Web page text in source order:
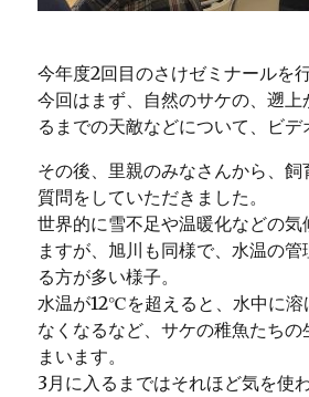
今年度2回目のさけゼミナールを
今回はまず、自然のサケの、遡上
るまでの天敵などについて、ビデ
その後、里親のみなさんから、
質問をしていただきました。
世界的に雪不足や温暖化などの気
ますが、旭川も同様で、水温の
る方が多い様子。
水温が12℃を超えると、水中に溶
なくなるなど、サケの稚魚たちの
まいます。
3月に入るまではそれほど気を使